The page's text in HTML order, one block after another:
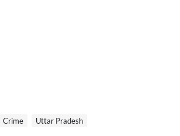
Crime Uttar Pradesh